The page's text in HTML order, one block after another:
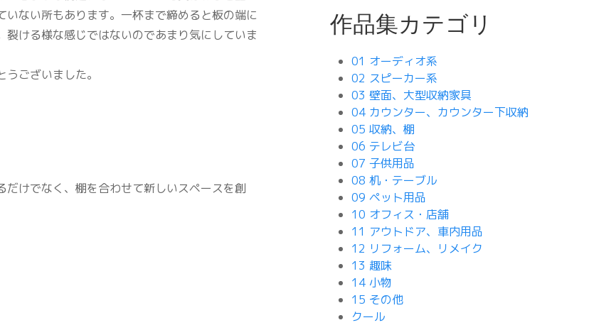
ない所もあります。一杯まで締めると板の端に
ける様な感じではないのであまり気にしていま
ございました。
けでなく、棚を合わせて新しいスペースを創
作品集カテゴリ
01 オーディオ系
02 スピーカー系
03 壁面、大型収納家具
04 カウンター、カウンター下収納
05 収納、棚
06 テレビ台
07 子供用品
08 机・テーブル
09 ペット用品
10 オフィス・店舗
11 アウトドア、車内用品
12 リフォーム、リメイク
13 趣味
14 小物
15 その他
クール